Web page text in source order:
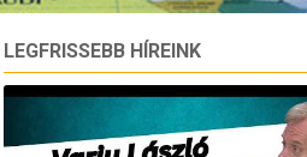
LEGFRISSEBB HÍREINK